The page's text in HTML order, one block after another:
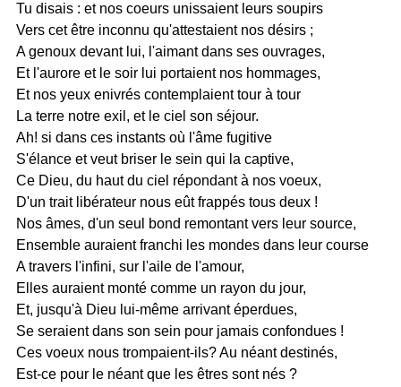
Tu disais : et nos coeurs unissaient leurs soupirs
Vers cet être inconnu qu'attestaient nos désirs ;
A genoux devant lui, l'aimant dans ses ouvrages,
Et l'aurore et le soir lui portaient nos hommages,
Et nos yeux enivrés contemplaient tour à tour
La terre notre exil, et le ciel son séjour.
Ah! si dans ces instants où l'âme fugitive
S'élance et veut briser le sein qui la captive,
Ce Dieu, du haut du ciel répondant à nos voeux,
D'un trait libérateur nous eût frappés tous deux !
Nos âmes, d'un seul bond remontant vers leur source,
Ensemble auraient franchi les mondes dans leur course
A travers l'infini, sur l'aile de l'amour,
Elles auraient monté comme un rayon du jour,
Et, jusqu'à Dieu lui-même arrivant éperdues,
Se seraient dans son sein pour jamais confondues !
Ces voeux nous trompaient-ils? Au néant destinés,
Est-ce pour le néant que les êtres sont nés ?